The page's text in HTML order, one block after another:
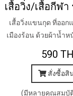
เสื้อวิ่งแขนกุด ที่ออก
เมืองร้อน ด้วยผ้าน้ำห
590
สั่งซื้อสิ
(มีหลายคุณสมบั